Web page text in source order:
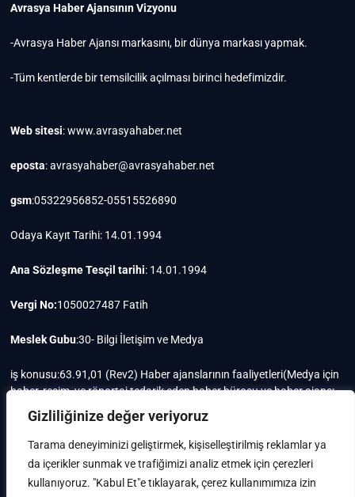
Gizliliğinize değer veriyoruz
Tarama deneyiminizi geliştirmek, kişiselleştirilmiş reklamlar ya
da içerikler sunmak ve trafiğimizi analiz etmek için çerezleri
kullanıyoruz. "Kabul Et"e tıklayarak, çerez kullanımımıza izin
Avrasya Haber Ajansının Vizyonu
-Avrasya Haber Ajansı markasını, bir dünya markası yapmak.
-Tüm kentlerde bir temsilcilik açılması birinci hedefimizdir.
Web sitesi: www.avrasyahaber.net
eposta: avrasyahaber@avrasyahaber.net
gsm:05322956852-05515526890
Odaya Kayıt Tarihi: 14.01.1994
Ana Sözleşme Tesçil tarihi: 14.01.1994
Vergi No:1050027487 Fatih
Meslek Gubu:30- Bilgi İletişim ve Medya
iş konusu:63.91,01 (Rev2) Haber ajanslarının faaliyetleri(Medya için
haber, resim, ve röportaj tedarik eden haber bürosu ve haber ajansı
faaliyetleri)iştigal konusu ile ilgili olarak fotoğrafçılık, filimcilik,
yayıncılık, prodöktörlük, reklamcılık işleri ile Ana sözleşmede yazılı
olan diğer işleri yapar.
Mersis No: 0105002748700015